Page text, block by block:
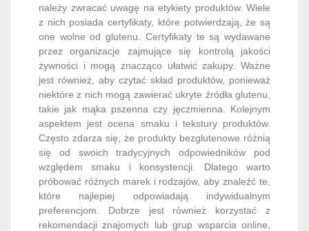
należy zwracać uwagę na etykiety produktów. Wiele
z nich posiada certyfikaty, które potwierdzają, że są
one wolne od glutenu. Certyfikaty te są wydawane
przez organizacje zajmujące się kontrolą jakości
żywności i mogą znacząco ułatwić zakupy. Ważne
jest również, aby czytać skład produktów, ponieważ
niektóre z nich mogą zawierać ukryte źródła glutenu,
takie jak mąka pszenna czy jęczmienna. Kolejnym
aspektem jest ocena smaku i tekstury produktów.
Często zdarza się, że produkty bezglutenowe różnią
się od swoich tradycyjnych odpowiedników pod
względem smaku i konsystencji. Dlatego warto
próbować różnych marek i rodzajów, aby znaleźć te,
które najlepiej odpowiadają indywidualnym
preferencjom. Dobrze jest również korzystać z
rekomendacji znajomych lub grup wsparcia online,